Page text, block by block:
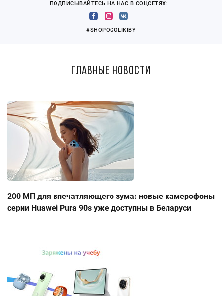
ПОДПИСЫВАЙТЕСЬ НА НАС В СОЦСЕТЯХ:
#SHOPOGOLIKIBY
Главные новости
200 МП для впечатляющего зума: новые камерофоны
серии Huawei Pura 90s уже доступны в Беларуси